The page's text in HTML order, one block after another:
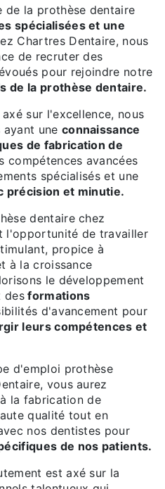
de la prothèse dentaire
spécialisées et une
Chartres Dentaire, nous
de recruter des
pour rejoindre notre
de la prothèse dentaire.
sur l'excellence, nous
une connaissance
de fabrication de
compétences avancées
spécialisés et une
précision et minutie.
dentaire chez
l'opportunité de travailler
propice à
à la croissance
le développement
desformations
d'avancement pour
leurs compétences et
d'emploi prothèse
vous aurez
la fabrication de
qualité tout en
nos dentistes pour
de nos patients.
est axé sur la